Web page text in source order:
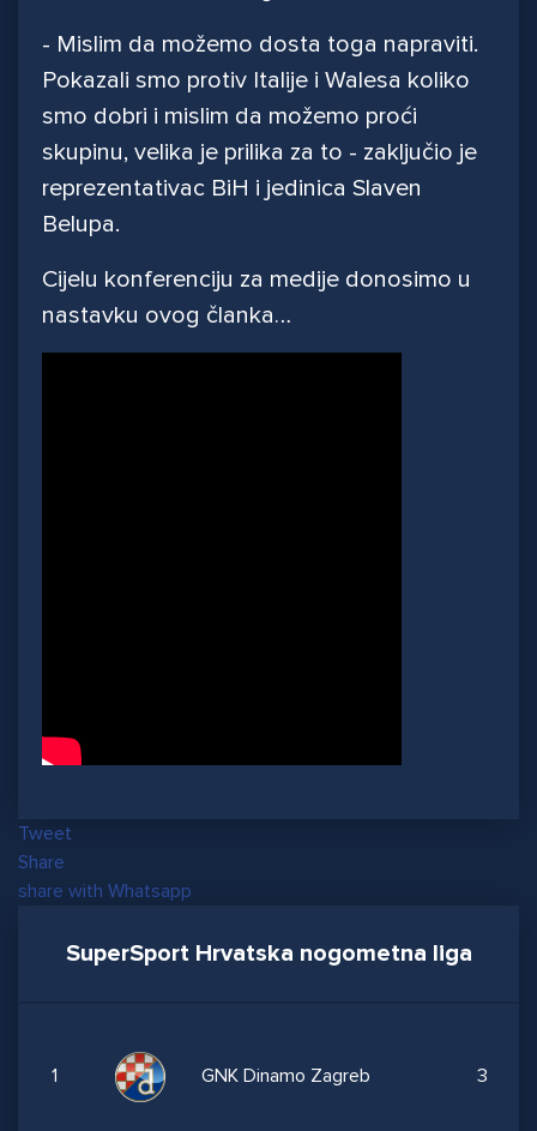
- Mislim da možemo dosta toga napraviti.
Pokazali smo protiv Italije i Walesa koliko
smo dobri i mislim da možemo proći
skupinu, velika je prilika za to - zaključio je
reprezentativac BiH i jedinica Slaven
Belupa.
Cijelu konferenciju za medije donosimo u
nastavku ovog članka…
Tweet
Share
share with Whatsapp
SuperSport Hrvatska nogometna liga
1 GNK Dinamo Zagreb 3